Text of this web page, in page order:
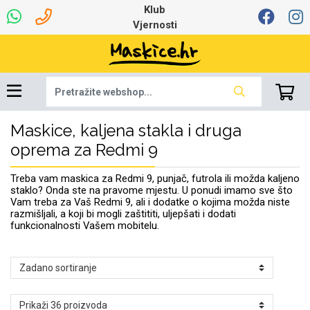
Klub
Vjernosti
Maskice, kaljena stakla i druga
oprema za Redmi 9
Treba vam maskica za Redmi 9, punjač, futrola ili možda kaljeno
staklo? Onda ste na pravome mjestu. U ponudi imamo sve što
Vam treba za Vaš Redmi 9, ali i dodatke o kojima možda niste
razmišljali, a koji bi mogli zaštititi, uljepšati i dodati
funkcionalnosti Vašem mobitelu.
Dinamo maskice za
mobitel
Robotski usisavači Stolne lampe
Najprodavanije -
TOP 100
Šarene maskice
Ljetna kolekcija Proljetna kolekcija
Univerzalna oprema
za tablet
7.0 - 8.0 inča 8.0 - 9.0 inča
Oprema za Lenovo
Apple Samsung
Igračke i ostalo
Selfie Stick Držači za auto
Punjači Bežični punjači
Mikrofoni Bluetooth slušalice
Pametni Satovi
Memorije i
memorijske kartice
Oprema za Smart
Watch
Auto Kamere
Podloga za miš Tipkovnice i miševi
mikrofoni
Punjači za laptope
Hladnjaci za laptop
Ruksaci i torbice Razno